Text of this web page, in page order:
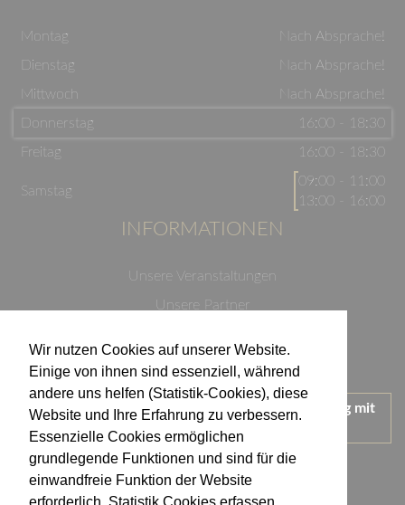
Wir nutzen Cookies auf unserer Website.
Einige von ihnen sind essenziell, während
andere uns helfen (Statistik-Cookies), diese
Website und Ihre Erfahrung zu verbessern.
Essenzielle Cookies ermöglichen
grundlegende Funktionen und sind für die
einwandfreie Funktion der Website
Montag
Nach Absprache!
Dienstag
Nach Absprache!
Mittwoch
Nach Absprache!
Donnerstag
16:00 - 18:30
Freitag
16:00 - 18:30
Samstag
09:00 - 11:00
13:00 - 16:00
INFORMATIONEN
Unsere Veranstaltungen
Unsere Partner
Impressum
Wir treten für einen verantwortungsvollen Umgang mit
Alkohol ein.
KONTAKT